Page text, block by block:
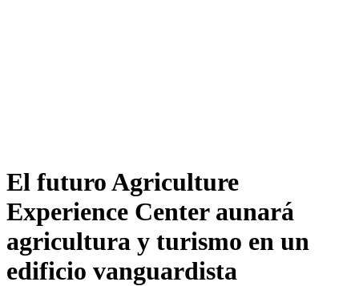
El futuro Agriculture
Experience Center aunará
agricultura y turismo en un
edificio vanguardista